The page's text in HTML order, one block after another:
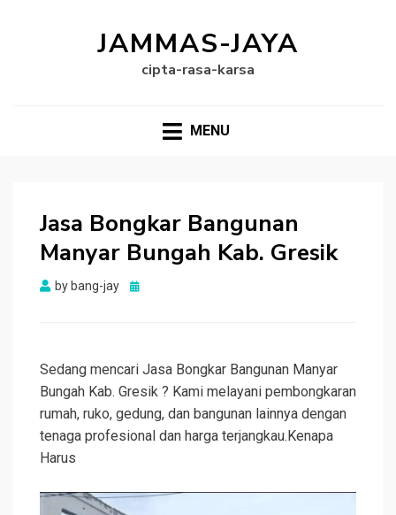
JAMMAS-JAYA
cipta-rasa-karsa
MENU
Jasa Bongkar Bangunan
Manyar Bungah Kab. Gresik
by bang-jay
Posted
Sedang mencari Jasa Bongkar Bangunan Manyar
Bungah Kab. Gresik ? Kami melayani pembongkaran
rumah, ruko, gedung, dan bangunan lainnya dengan
tenaga profesional dan harga terjangkau.Kenapa
Harus